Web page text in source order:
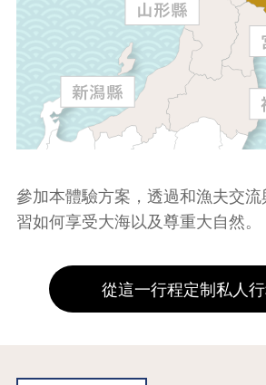
參加本體驗方案，透過和漁夫交
習如何享受大海以及尊重大自然。
從這一行程定制私人